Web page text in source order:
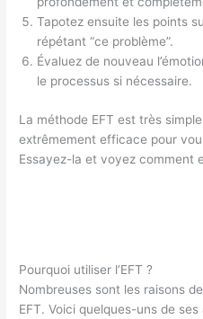
Tapotez ensuite les points
répétant “ce problème”.
Évaluez de nouveau
le processus si nécessaire.
La méthode EFT est très
extrêmement efficace pour
Essayez-la et voyez comment
Pourquoi utiliser l’EFT ?
Nombreuses sont les raisons
EFT. Voici quelques-uns de